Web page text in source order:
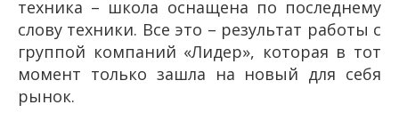
техника – школа оснащена по последнему
слову техники. Все это – результат работы с
группой компаний «Лидер», которая в тот
момент только зашла на новый для себя
рынок.